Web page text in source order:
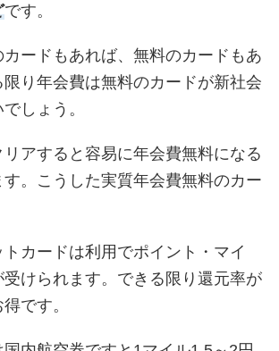
です。
ードもあれば、無料のカードもあ
限り年会費は無料のカードが新社会
しょう。
アすると容易に年会費無料になる
。こうした実質年会費無料のカー
トカードは利用でポイント・マイ
受けられます。できる限り還元率が
です。